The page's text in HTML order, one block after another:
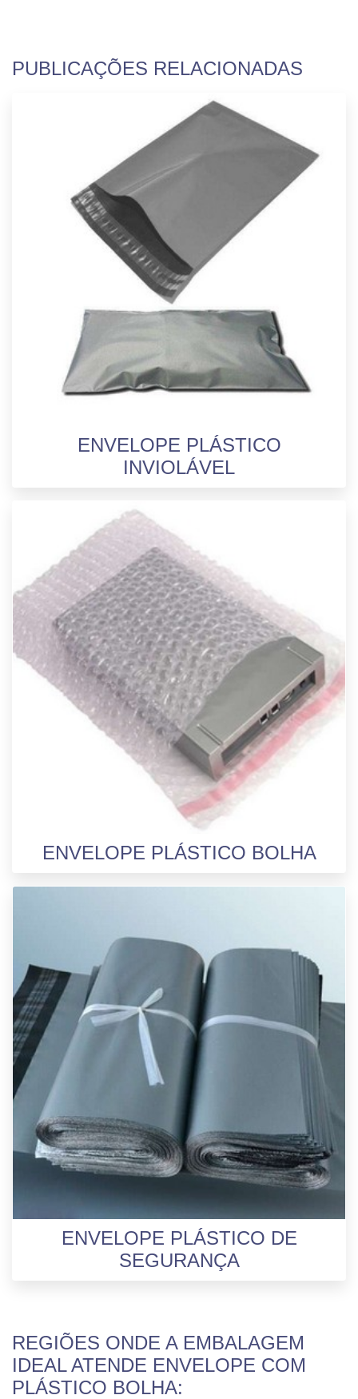
PUBLICAÇÕES RELACIONADAS
ENVELOPE PLÁSTICO
INVIOLÁVEL
ENVELOPE PLÁSTICO BOLHA
ENVELOPE PLÁSTICO DE
SEGURANÇA
REGIÕES ONDE A EMBALAGEM
IDEAL ATENDE ENVELOPE COM
PLÁSTICO BOLHA: